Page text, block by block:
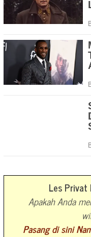
Les Privat
Apakah Anda
Pasang di sini